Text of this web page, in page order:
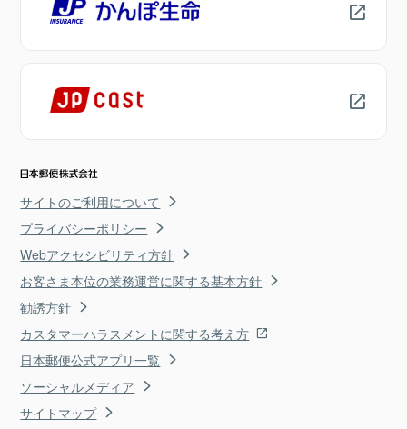
サイトのご利用について
プライバシーポリシー
Webアクセシビリティ方針
お客さま本位の業務運営に関する基本方針
勧誘方針
カスタマーハラスメントに関する考え方
日本郵便公式アプリ一覧
ソーシャルメディア
サイトマップ